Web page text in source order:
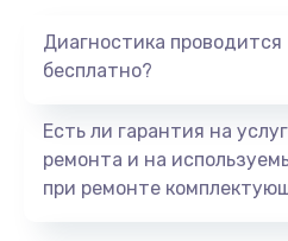
500
Диагностика проводится
бесплатно?
Есть ли гарантия на
ремонта и на
при ремонте